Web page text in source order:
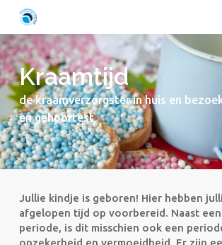
main
content
Kraamtijd
de kraamverzorgster in huis en
en gehoortest
Jullie kindje is geboren! Hier hebben
afgelopen tijd op voorbereid. Naast
periode, is dit misschien ook een
onzekerheid en vermoeidheid. Er zijn